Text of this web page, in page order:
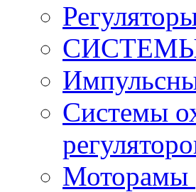
СИСТЕМЫ
Системы
Моторамы